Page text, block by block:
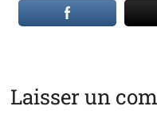
Laisser un